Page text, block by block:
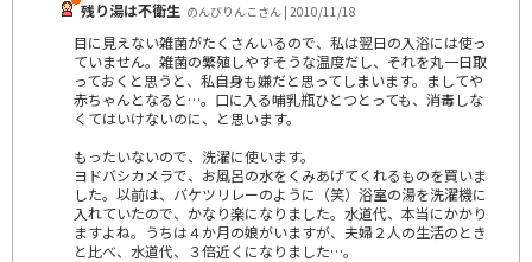
残り湯は不衛生 のんびりんこさん | 2010/11/18
目に見えない雑菌がたくさんいるので、私は翌日の入浴には使っ
ていません。雑菌の繁殖しやすそうな温度だし、それを丸一日取
っておくと思うと、私自身も嫌だと思ってしまいます。ましてや
赤ちゃんとなると…。口に入る哺乳瓶ひとつとっても、消毒しな
くてはいけないのに、と思います。
もったいないので、洗濯に使います。
ヨドバシカメラで、お風呂の水をくみあげてくれるものを買いま
した。以前は、バケツリレーのように（笑）浴室の湯を洗濯機に
入れていたので、かなり楽になりました。水道代、本当にかかり
ますよね。うちは４か月の娘がいますが、夫婦２人の生活のとき
と比べ、水道代、３倍近くになりました…。